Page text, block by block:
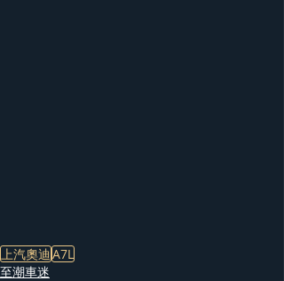
上汽奧迪A7L
至潮車迷